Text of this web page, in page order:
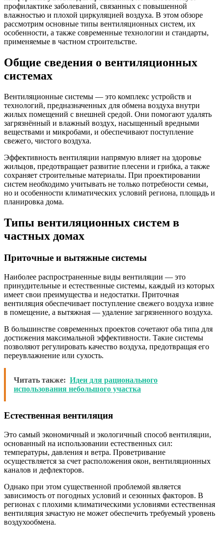
профилактике заболеваний, связанных с повышенной
влажностью и плохой циркуляцией воздуха. В этом обзоре
рассмотрим основные типы вентиляционных систем, их
особенности, а также современные технологии и стандарты,
применяемые в частном строительстве.
Общие сведения о вентиляционных
системах
Вентиляционные системы — это комплекс устройств и
технологий, предназначенных для обмена воздуха внутри
жилых помещений с внешней средой. Они помогают удалять
загрязнённый и влажный воздух, насыщенный вредными
веществами и микробами, и обеспечивают поступление
свежего, чистого воздуха.
Эффективность вентиляции напрямую влияет на здоровье
жильцов, предотвращает развитие плесени и грибка, а также
сохраняет строительные материалы. При проектировании
систем необходимо учитывать не только потребности семьи,
но и особенности климатических условий региона, площадь и
планировка дома.
Типы вентиляционных систем в
частных домах
Приточные и вытяжные системы
Наиболее распространенные виды вентиляции — это
принудительные и естественные системы, каждый из которых
имеет свои преимущества и недостатки. Приточная
вентиляция обеспечивает поступление свежего воздуха извне
в помещение, а вытяжная — удаление загрязненного воздуха.
В большинстве современных проектов сочетают оба типа для
достижения максимальной эффективности. Такие системы
позволяют регулировать качество воздуха, предотвращая его
переувлажнение или сухость.
Читать также: Идеи для рационального
использования небольшого участка
Естественная вентиляция
Это самый экономичный и экологичный способ вентиляции,
основанный на использовании естественных сил:
температуры, давления и ветра. Проветривание
осуществляется за счет расположения окон, вентиляционных
каналов и дефлекторов.
Однако при этом существенной проблемой является
зависимость от погодных условий и сезонных факторов. В
регионах с плохими климатическими условиями естественная
вентиляция зачастую не может обеспечить требуемый уровень
воздухообмена.